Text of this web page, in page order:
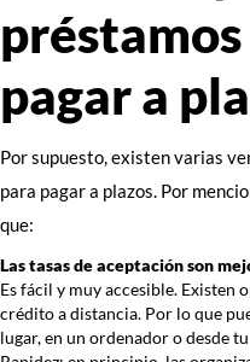
pagar a
Por supuesto, existen varias
para pagar a plazos. Por
que:
Las tasas de aceptación son
Es fácil y muy accesible. Existen
crédito a distancia. Por lo que
lugar, en un ordenador o desde